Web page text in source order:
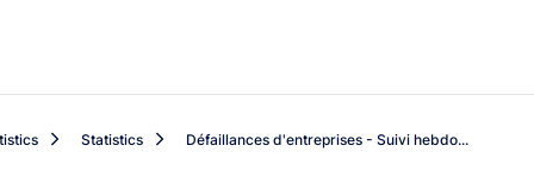
Statistics Défaillances d'entreprises - Suivi hebdo...